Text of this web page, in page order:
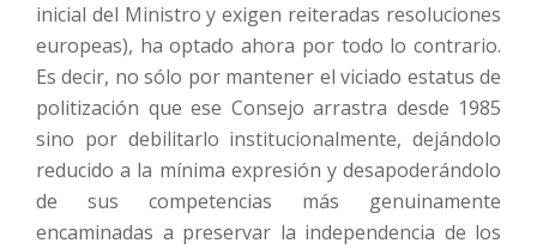
inicial del Ministro y exigen reiteradas resoluciones
europeas), ha optado ahora por todo lo contrario.
Es decir, no sólo por mantener el viciado estatus de
politización que ese Consejo arrastra desde 1985
sino por debilitarlo institucionalmente, dejándolo
reducido a la mínima expresión y desapoderándolo
de sus competencias más genuinamente
encaminadas a preservar la independencia de los